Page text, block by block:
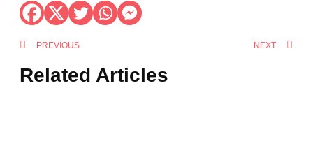
PREVIOUS NEXT
Related Articles